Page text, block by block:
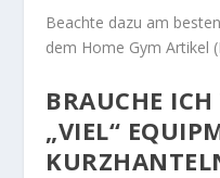
Beachte dazu am
dem Home Gym Artikel
BRAUCHE
„VIEL“